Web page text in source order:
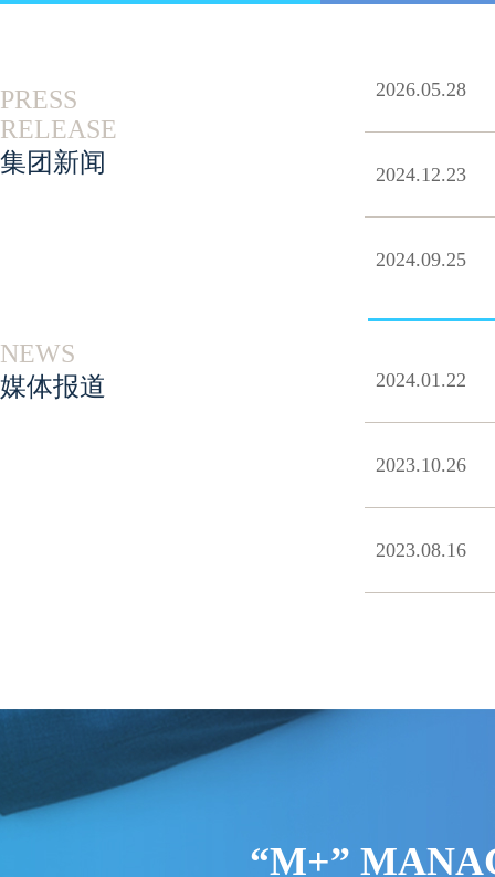
PRESS
RELEASE
集团新闻
2026.05.28
2024.12.23
2024.09.25
NEWS
媒体报道
2024.01.22
2023.10.26
2023.08.16
“M+”